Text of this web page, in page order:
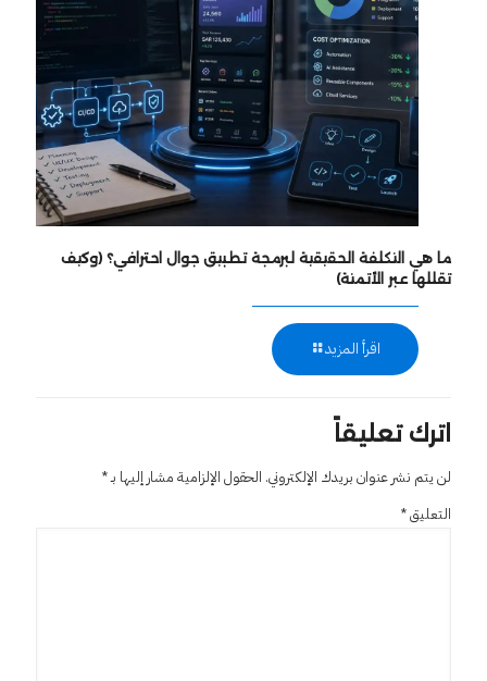
ما هي التكلفة الحقيقية لبرمجة تطبيق جوال احترافي؟ (وكيف
تقللها عبر الأتمتة)
اقرأ المزيد
اترك تعليقاً
لن يتم نشر عنوان بريدك الإلكتروني. الحقول الإلزامية مشار إليها بـ*
التعليق*